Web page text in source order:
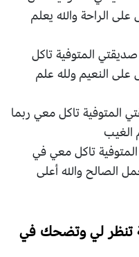
الراحة والله يعلم
المتوفية تاكل
النعيم ولله علم
المتوفية تاكل معي ربما
الغيب
تاكل معي في
الصالح والله أعلى
تنظر لي وتضحك في